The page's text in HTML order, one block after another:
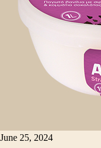
June 25, 2024